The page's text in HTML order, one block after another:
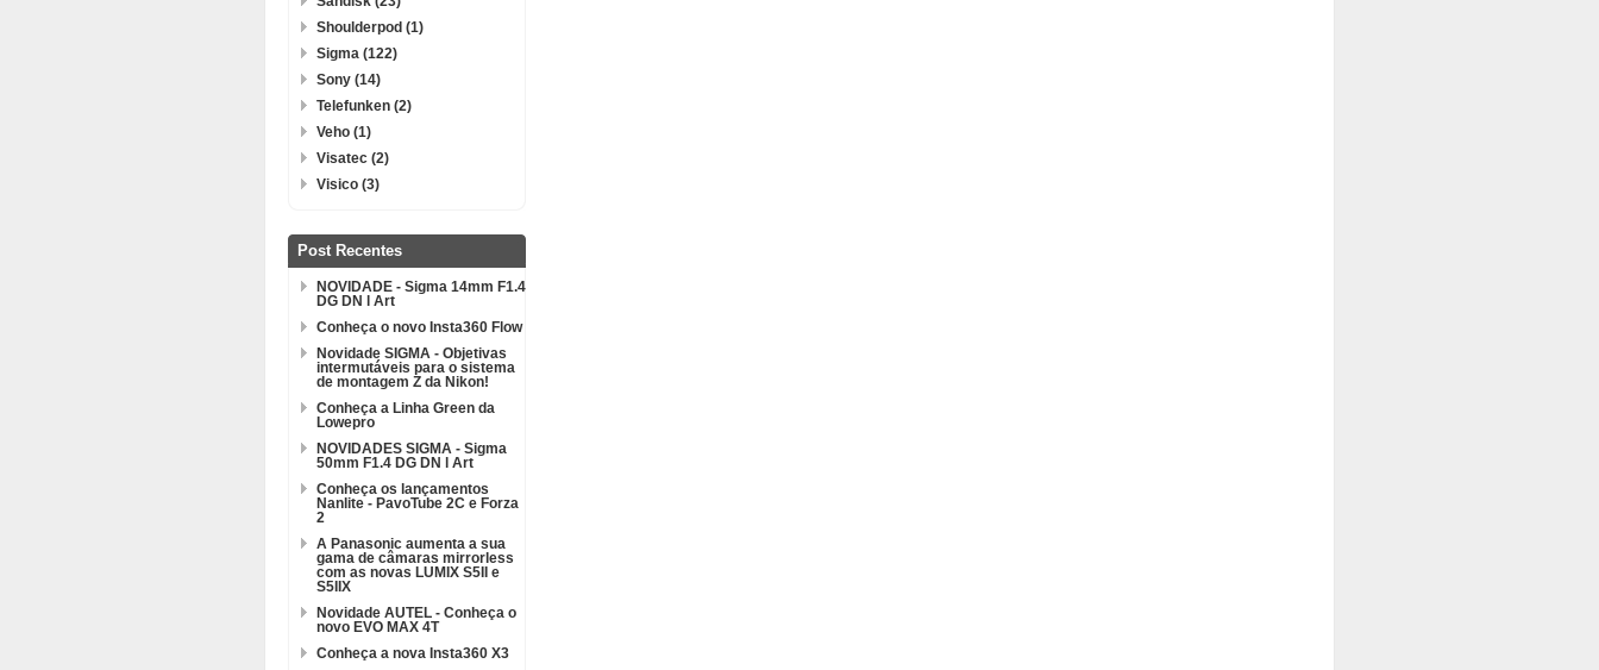
Shoulderpod (1)
Sigma (122)
Sony (14)
Telefunken (2)
Veho (1)
Visatec (2)
Visico (3)
Post Recentes
NOVIDADE - Sigma 14mm F1.4
DG DN l Art
Conheça o novo Insta360 Flow
Novidade SIGMA - Objetivas
intermutáveis para o sistema
de montagem Z da Nikon!
Conheça a Linha Green da
Lowepro
NOVIDADES SIGMA - Sigma
50mm F1.4 DG DN l Art
Conheça os lançamentos
Nanlite - PavoTube 2C e Forza
2
A Panasonic aumenta a sua
gama de câmaras mirrorless
com as novas LUMIX S5II e
S5IIX
Novidade AUTEL - Conheça o
novo EVO MAX 4T
Conheça a nova Insta360 X3